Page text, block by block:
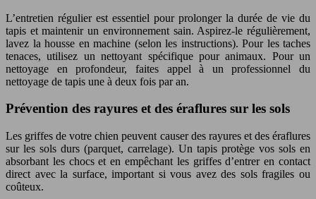
L’entretien régulier est essentiel pour prolonger la durée de vie du
tapis et maintenir un environnement sain. Aspirez-le régulièrement,
lavez la housse en machine (selon les instructions). Pour les taches
tenaces, utilisez un nettoyant spécifique pour animaux. Pour un
nettoyage en profondeur, faites appel à un professionnel du
nettoyage de tapis une à deux fois par an.
Prévention des rayures et des éraflures sur les sols
Les griffes de votre chien peuvent causer des rayures et des éraflures
sur les sols durs (parquet, carrelage). Un tapis protège vos sols en
absorbant les chocs et en empêchant les griffes d’entrer en contact
direct avec la surface, important si vous avez des sols fragiles ou
coûteux.